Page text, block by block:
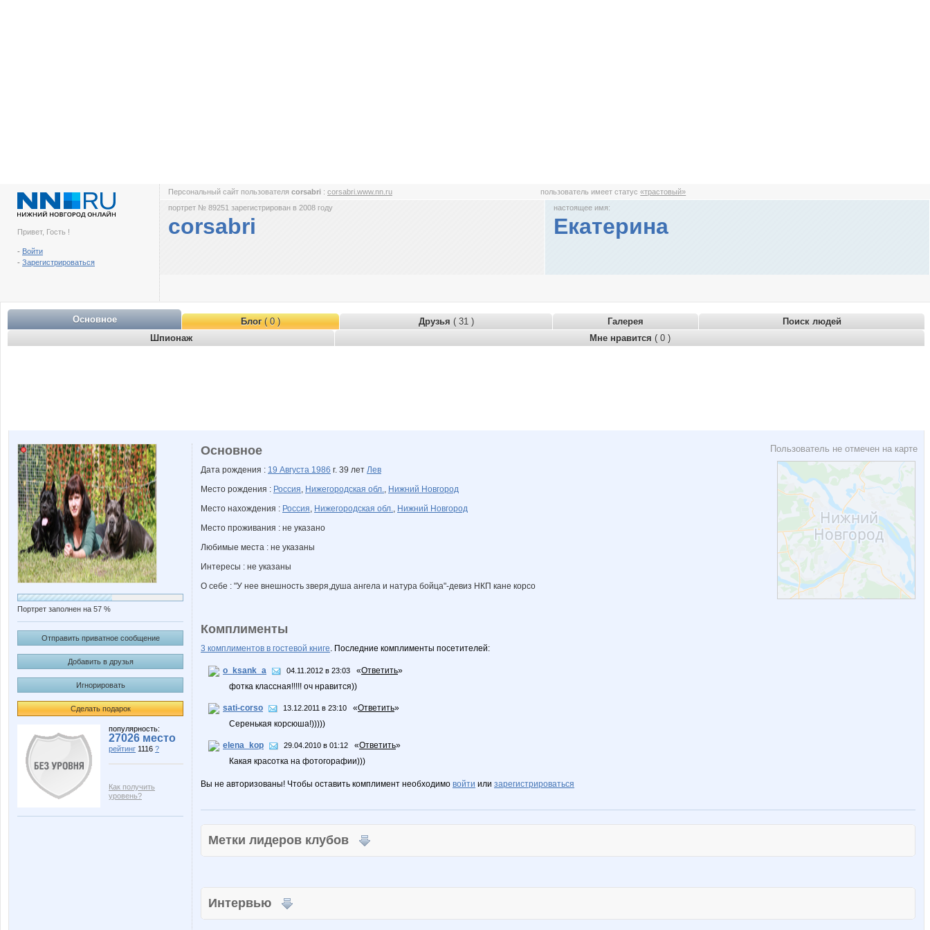
Привет, Гость !
- Войти
- Зарегистрироваться
Персональный сайт пользователя corsabri : corsabri.www.nn.ru пользователь имеет статус«трастовый»
портрет № 89251 зарегистрирован в 2008 году
corsabri
настоящее имя:
Екатерина
Основное Блог( 0 ) Друзья ( 31 ) Галерея
Поиск людей
Шпионаж
Мне нравится ( 0 )
Портрет заполнен на 57 %
Отправить приватное сообщение
Добавить в друзья
Игнорировать
Сделать подарок
популярность:
27026 место
рейтинг 1116 ?
Как получить
уровень?
Пользователь не отмечен на карте
Основное
Дата рождения : 19 Августа 1986 г. 39 лет Лев
Место рождения : Россия, Нижегородская обл., Нижний Новгород
Место нахождения : Россия, Нижегородская обл., Нижний Новгород
Место проживания : не указано
Любимые места : не указаны
Интересы : не указаны
О себе : "У нее внешность зверя,душа ангела и натура бойца"-девиз НКП кане корсо
Комплименты
3 комплиментов в гостевой книге. Последние комплименты посетителей:
o_ksank_a 04.11.2012 в 23:03 «Ответить»
фотка классная!!!!! оч нравится))
sati-corso 13.12.2011 в 23:10 «Ответить»
Серенькая корсюша!)))))
elena_kop 29.04.2010 в 01:12 «Ответить»
Какая красотка на фотогорафии)))
Вы не авторизованы! Чтобы оставить комплимент необходимо войти или зарегистрироваться
Метки лидеров клубов
Интервью